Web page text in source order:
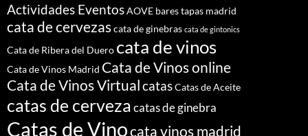
Actividades EventosAOVE bares tapas madrid
cata de cervezascata de ginebras cata de gintonics
Cata de Ribera del Duero cata de vinos
Cata de Vinos Madrid Cata de Vinos online
Cata de Vinos VirtualcatasCatas de Aceite
catas de cervezacatas de ginebra
Catas de Vinocata vinos madrid